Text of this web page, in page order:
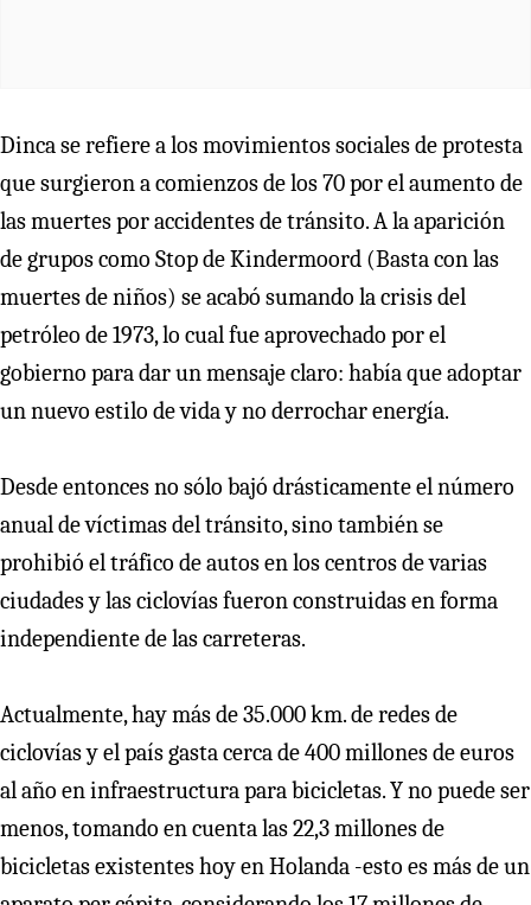
Dinca se refiere a los movimientos sociales de protesta
que surgieron a comienzos de los 70 por el aumento de
las muertes por accidentes de tránsito. A la aparición
de grupos como Stop de Kindermoord (Basta con las
muertes de niños) se acabó sumando la crisis del
petróleo de 1973, lo cual fue aprovechado por el
gobierno para dar un mensaje claro: había que adoptar
un nuevo estilo de vida y no derrochar energía.
Desde entonces no sólo bajó drásticamente el número
anual de víctimas del tránsito, sino también se
prohibió el tráfico de autos en los centros de varias
ciudades y las ciclovías fueron construidas en forma
independiente de las carreteras.
Actualmente, hay más de 35.000 km. de redes de
ciclovías y el país gasta cerca de 400 millones de euros
al año en infraestructura para bicicletas. Y no puede ser
menos, tomando en cuenta las 22,3 millones de
bicicletas existentes hoy en Holanda -esto es más de un